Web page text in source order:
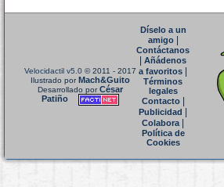
Velocidactil v5.0 © 2011 - 2017
Ilustrado porMach&Guito
Desarrollado porCésar
Patiño
Díselo a un
amigo|
Contáctanos
Añádenos
a favoritos
Términos
legales
Contacto|
Publicidad
Colabora|
Política de
Cookies